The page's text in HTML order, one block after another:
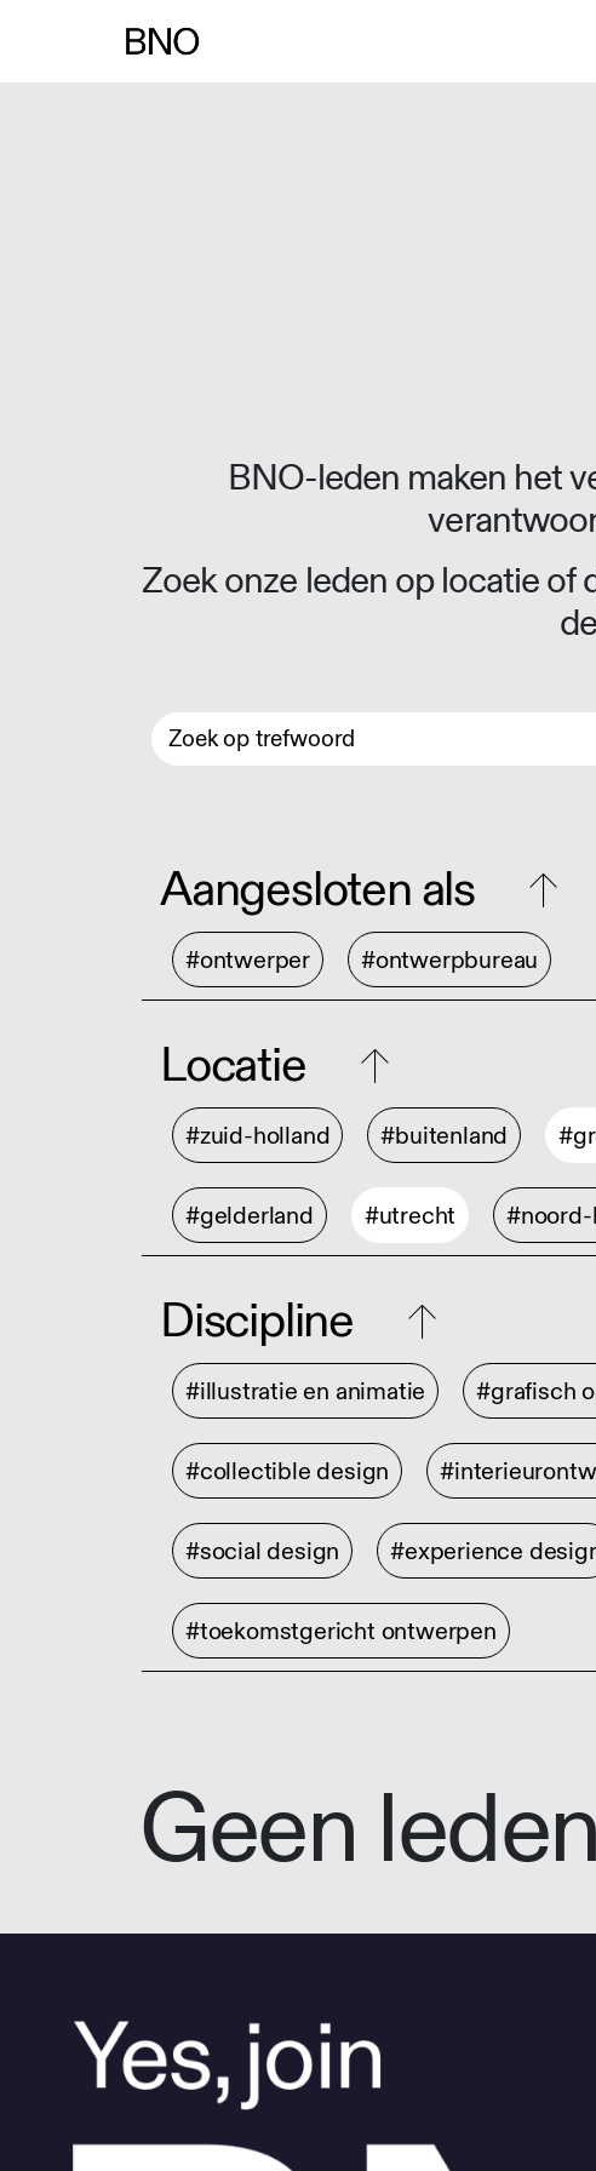
BNO-leden maken het
Zoek onze leden op locatie of
Aangesloten als
#ontwerper #ontwerpbureau
Locatie
#zuid-holland #buitenland
#gelderland #utrecht
Discipline
#illustratie en animatie #grafisch
#collectible design
#social design #experience
#toekomstgericht ontwerpen
Geen